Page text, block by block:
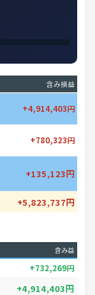
含み損益
+4,914,403円
+780,323円
+135,123円
+5,823,737円
含み益
+732,269円
+4,914,403円